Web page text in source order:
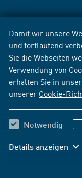
Damit wir unsere
und fortlaufend
Sie die Webseiten
Verwendung von
erhalten Sie in
unserer Cookie-
Notwendig
Details anzeigen